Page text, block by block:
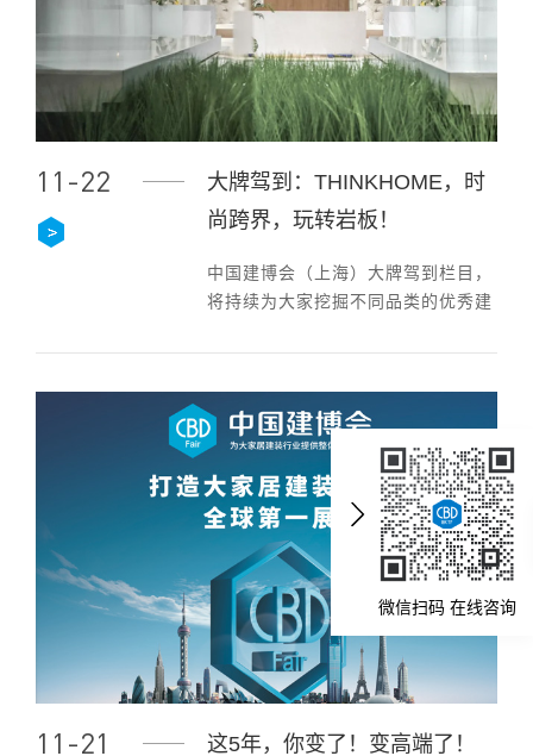
11-22
大牌驾到：THINKHOME，时
尚跨界，玩转岩板！
中国建博会（上海）大牌驾到栏目，
将持续为大家挖掘不同品类的优秀建
11-21 这5年，你变了！变高端了！
微信扫码 在线咨询